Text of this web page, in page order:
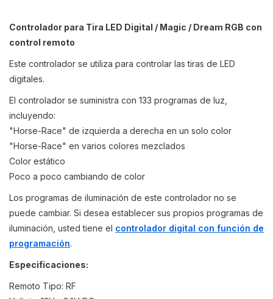
Controlador para Tira LED Digital / Magic / Dream RGB con
control remoto
Este controlador se utiliza para controlar las tiras de LED
digitales.
El controlador se suministra con 133 programas de luz,
incluyendo:
"Horse-Race" de izquierda a derecha en un solo color
"Horse-Race" en varios colores mezclados
Color estático
Poco a poco cambiando de color
Los programas de iluminación de este controlador no se
puede cambiar. Si desea establecer sus propios programas de
iluminación, usted tiene el controlador digital con función de
programación.
Especificaciones:
Remoto Tipo: RF